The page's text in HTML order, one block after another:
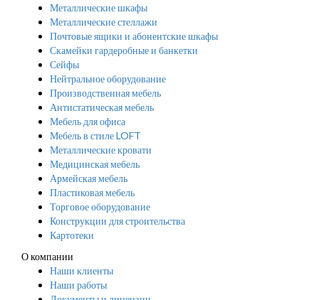
Металлические шкафы
Металлические стеллажи
Почтовые ящики и абонентские шкафы
Скамейки гардеробные и банкетки
Сейфы
Нейтральное оборудование
Производственная мебель
Антистатическая мебель
Мебель для офиса
Мебель в стиле LOFT
Металлические кровати
Медицинская мебель
Армейская мебель
Пластиковая мебель
Торговое оборудование
Конструкции для строительства
Картотеки
О компании
Наши клиенты
Наши работы